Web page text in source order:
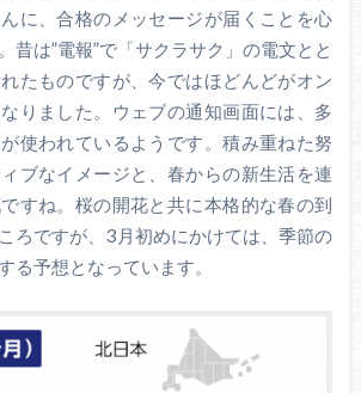
に、合格のメッセージが届くことを心
昔は”電報”で「サクラサク」の電文とと
たものですが、今ではほどんどがオン
りました。ウェブの通知画面には、多
使われているようです。積み重ねた努
ブなイメージと、春からの新生活を連
すね。桜の開花と共に本格的な春の到
ろですが、3月初めにかけては、季節の
る予想となっています。